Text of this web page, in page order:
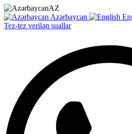
AZ
Azərbaycan
Tez-tez verilən suallar